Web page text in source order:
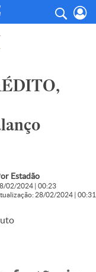
Estadão
02/2024 | 00:23
28/02/2024 | 00:31